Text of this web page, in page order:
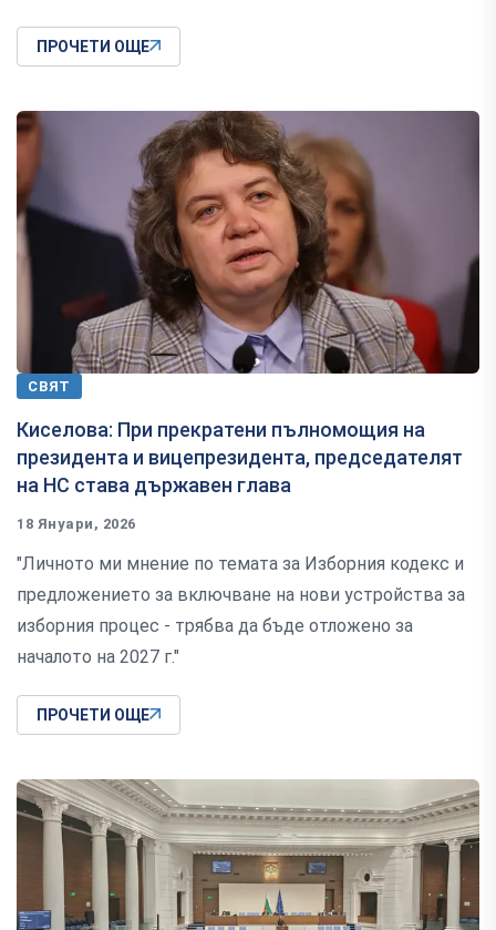
ПРОЧЕТИ ОЩЕ
СВЯТ
Киселова: При прекратени пълномощия на
президента и вицепрезидента, председателят
на НС става държавен глава
18 Януари, 2026
"Личното ми мнение по темата за Изборния кодекс и
предложението за включване на нови устройства за
изборния процес - трябва да бъде отложено за
началото на 2027 г."
ПРОЧЕТИ ОЩЕ